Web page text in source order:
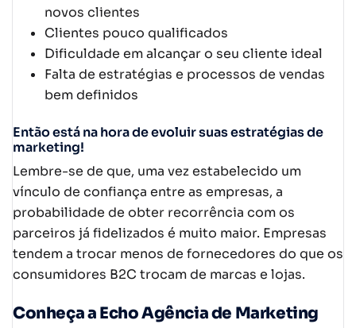
novos clientes
Clientes pouco qualificados
Dificuldade em alcançar o seu cliente ideal
Falta de estratégias e processos de vendas
bem definidos
Entãoestá na hora de evoluir suas estratégias de
marketing!
Lembre-se de que, uma vez estabelecido um
vínculo de confiança entre as empresas, a
probabilidade de obter recorrência com os
parceiros já fidelizados é muito maior. Empresas
tendem a trocar menos de fornecedores do que os
consumidores B2C trocam de marcas e lojas.
Conheça a Echo Agência de Marketing